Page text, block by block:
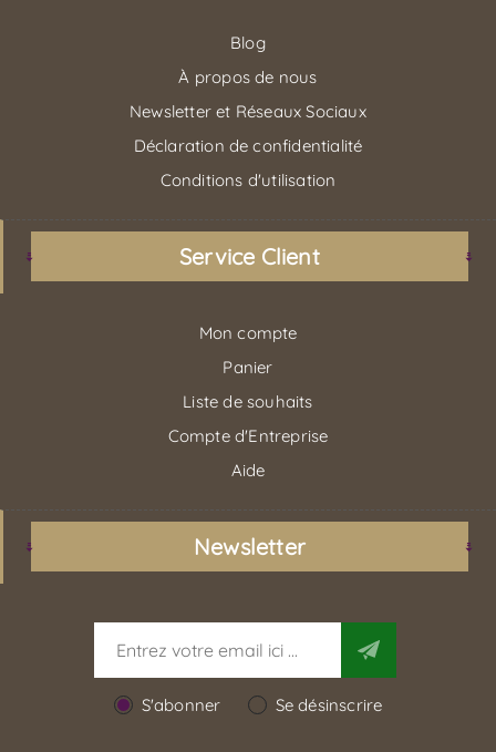
Blog
À propos de nous
Newsletter et Réseaux Sociaux
Déclaration de confidentialité
Conditions d'utilisation
Service Client
Mon compte
Panier
Liste de souhaits
Compte d'Entreprise
Aide
Newsletter
S'abonner Se désinscrire